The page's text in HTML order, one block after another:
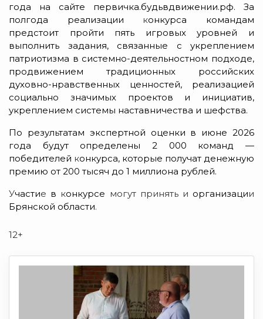
года на сайте первичка.будьвдвижении.рф. За
полгода реализации конкурса командам
предстоит пройти пять игровых уровней и
выполнить задания, связанные с укреплением
патриотизма в системно-деятельностном подходе,
продвижением традиционных российских
духовно-нравственных ценностей, реализацией
социально значимых проектов и инициатив,
укреплением системы наставничества и шефства.
По результатам экспертной оценки в июне 2026
года будут определены 2 000 команд —
победителей конкурса, которые получат денежную
премию от 200 тысяч до 1 миллиона рублей.
Участие в конкурсе могут принять и организации
Брянской области.
12+